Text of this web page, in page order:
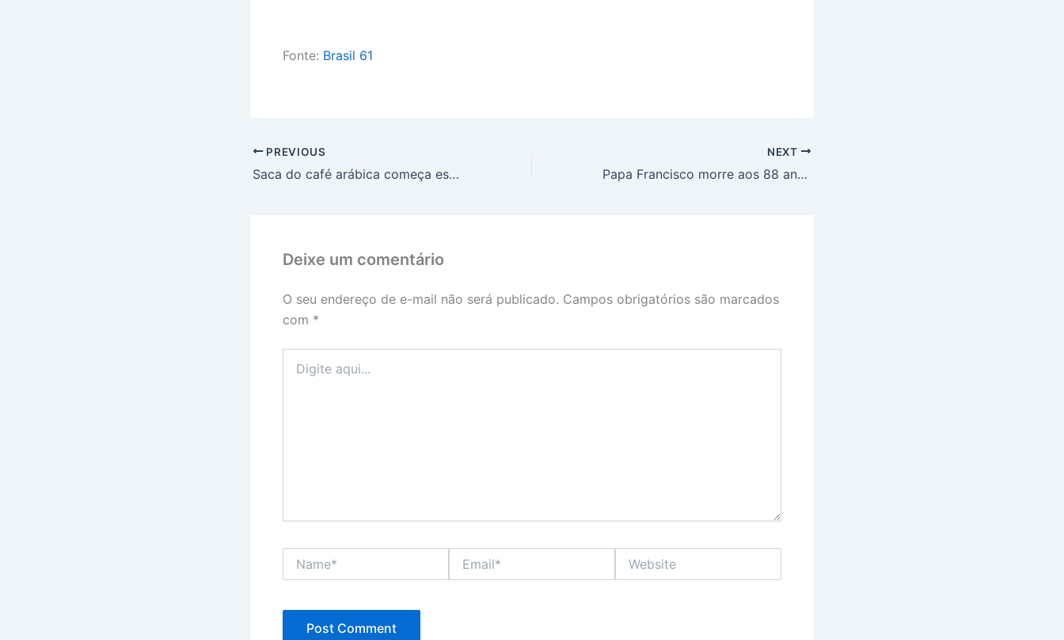
Fonte: Brasil 61
PREVIOUS
Saca do café arábica começa esta semana vendida R$ 2.520, após queda no preço
NEXT
Papa Francisco morre aos 88 anos no Vaticano​
Deixe um comentário
O seu endereço de e-mail não será publicado. Campos obrigatórios são marcados
com *
aqui...